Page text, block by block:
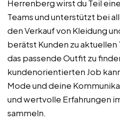
Herrenberg wirst du Teil
Teams und unterstützt bei
den Verkauf von Kleidung
berätst Kunden zu aktuellen
das passende Outfit zu
kundenorientierten Job
Mode und deine
und wertvolle Erfahrungen
sammeln.